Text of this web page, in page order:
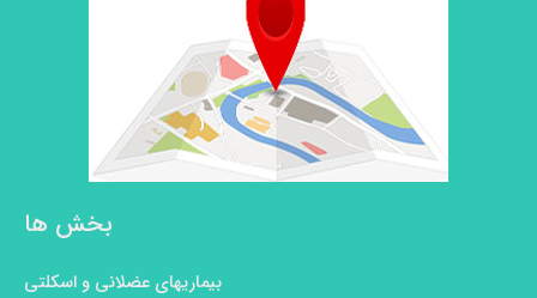
بخش ها
بیماریهای عضلانی و اسکلتی